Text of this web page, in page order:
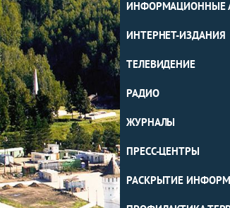
ИНФОРМАЦИОННЫЕ
ИНТЕРНЕТ-ИЗДАНИЯ
ТЕЛЕВИДЕНИЕ
РАДИО
ЖУРНАЛЫ
ПРЕСС-ЦЕНТРЫ
РАСКРЫТИЕ